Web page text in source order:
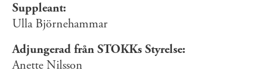
Suppleant:
Ulla Björnehammar
Adjungerad från STOKKs Styrelse:
Anette Nilsson